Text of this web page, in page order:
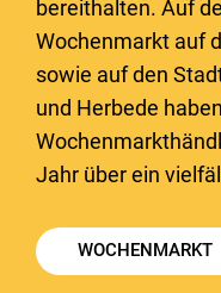
bereithalten. Auf
Wochenmarkt auf
sowie auf den
und Herbede
Jahr über ein
WOCHENMARKT